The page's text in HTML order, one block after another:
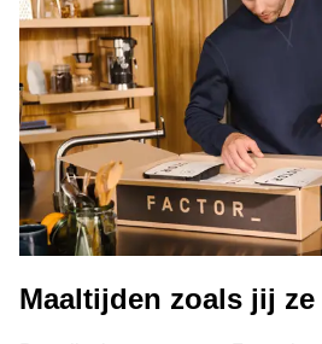
Maaltijden zoals jij ze